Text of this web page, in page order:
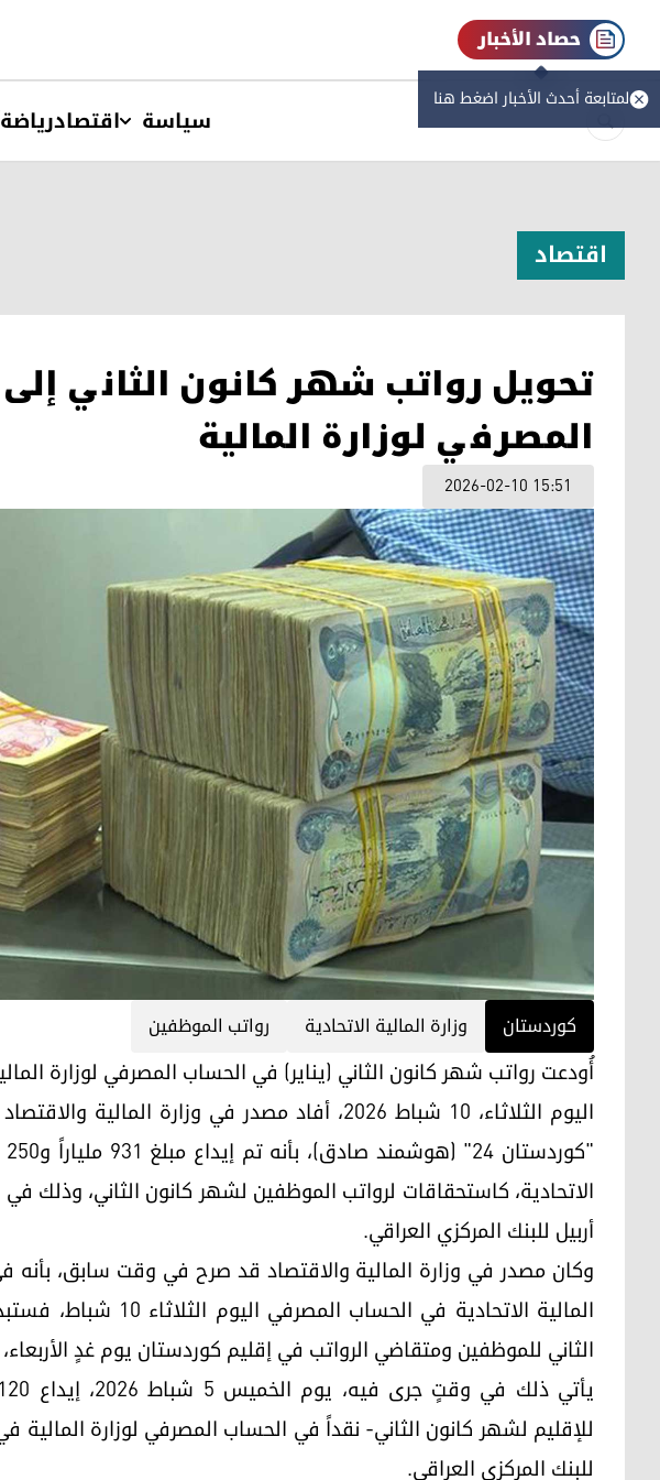
حصاد الأخبار
لمتابعة أحدث الأخبار اضغط هنا
سیاسة اقتصادریاضة
اقتصاد
تحويل رواتب شهر كانون الثاني
المصرفي لوزارة المالية
2026-02-10 15:51
کوردستان وزارة المالية الاتحادية رواتب الموظفين
أُودعت رواتب شهر كانون الثاني (يناير) في الحساب المصرفي لوزارة
اليوم الثلاثاء، 10 شباط 2026، أفاد مصدر في وزارة
الاتحادية، كاستحقاقات لرواتب الموظفين لشهر كانون الثاني، وذلك
أربيل للبنك المركزي العراقي.
وكان مصدر في وزارة المالية والاقتصاد قد صرح في وقت سابق، بأنه
المالية الاتحادية في
الثاني للموظفين ومتقاضي الرواتب في إقليم كوردستان يوم غدٍ الأربعاء،
للإقليم لشهر كانون الثاني- نقداً في الحساب المصرفي لوزارة المالية
للبنك المركزي العراقي.